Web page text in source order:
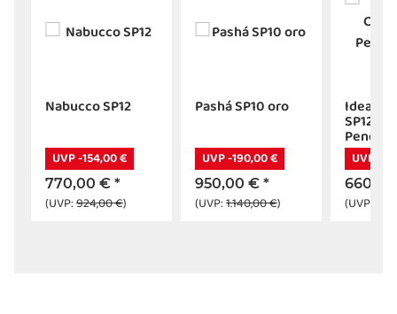
Nabucco SP12
UVP -154,00 €
770,00 € *
(UVP:924,00 €)
Pashá SP10 oro
UVP -190,00 €
950,00 € *
(UVP:1.140,00 €)
Ideal
SP12
gold E14
UVP -
(UVP: